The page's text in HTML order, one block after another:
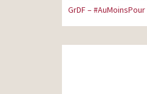
GrDF –